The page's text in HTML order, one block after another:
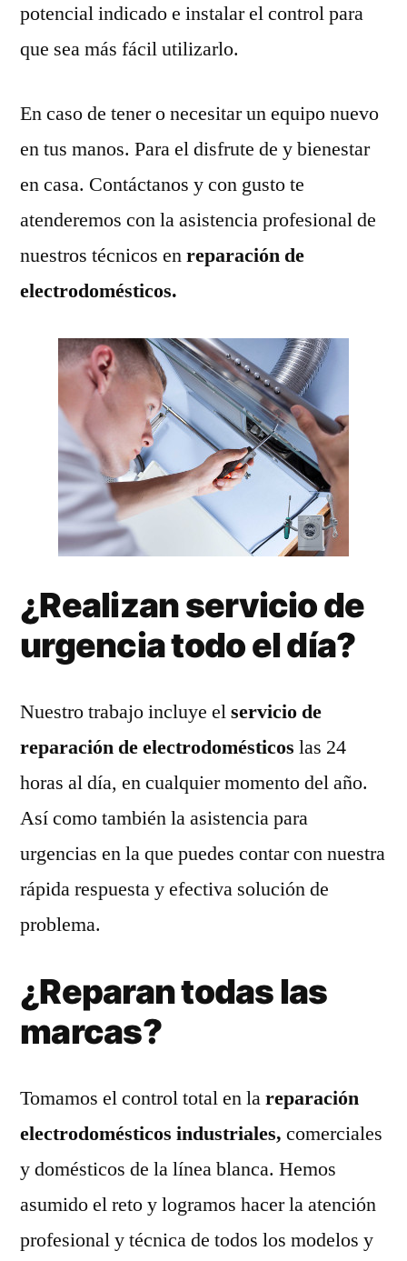
potencial indicado e instalar el control para
que sea más fácil utilizarlo.
En caso de tener o necesitar un equipo nuevo
en tus manos. Para el disfrute de y bienestar
en casa. Contáctanos y con gusto te
atenderemos con la asistencia profesional de
nuestros técnicos enreparación de
electrodomésticos.
¿Realizan servicio de
urgencia todo el día?
Nuestro trabajo incluye elservicio de
reparación de electrodomésticos las 24
horas al día, en cualquier momento del año.
Así como también la asistencia para
urgencias en la que puedes contar con nuestra
rápida respuesta y efectiva solución de
problema.
¿Reparan todas las
marcas?
Tomamos el control total en lareparación
electrodomésticos industriales, comerciales
y domésticos de la línea blanca. Hemos
asumido el reto y logramos hacer la atención
profesional y técnica de todos los modelos y